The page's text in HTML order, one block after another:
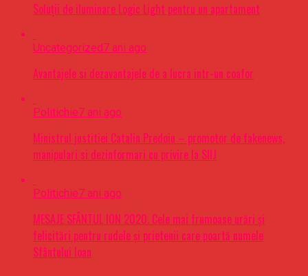
Soluții de iluminare Logic Light pentru un apartament
Uncategorized7 ani ago
Avantajele si dezavantajele de a lucra intr-un coafor
Politichie7 ani ago
Ministrul justitiei Catalin Predoiu – promotor de fakenews,
manipulari si dezinformari cu privire la SIIJ
Politichie7 ani ago
MESAJE SFÂNTUL ION 2020. Cele mai frumoase urări şi
felicitări pentru rudele şi prietenii care poartă numele
Sfântului Ioan